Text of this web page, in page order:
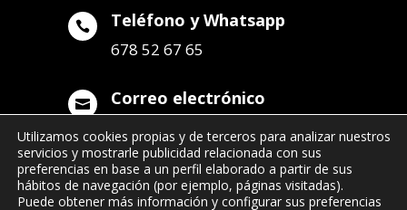
 Teléfono y Whatsapp
678 52 67 65
 Correo electrónico
info@remolqueszabala.com
Utilizamos cookies propias y de terceros para analizar nuestros
servicios y mostrarle publicidad relacionada con sus
preferencias en base a un perfil elaborado a partir de sus
hábitos de navegación (por ejemplo, páginas visitadas).
Puede obtener más información y configurar sus preferencias